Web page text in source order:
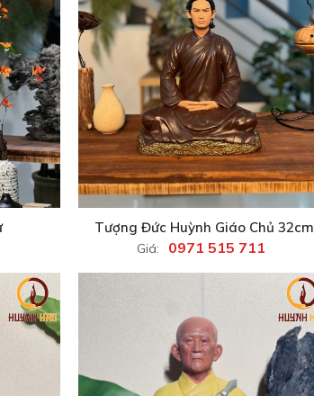
Tượng Đức Huỳnh Giáo Chủ 32cm
Giá: 0971 515 711